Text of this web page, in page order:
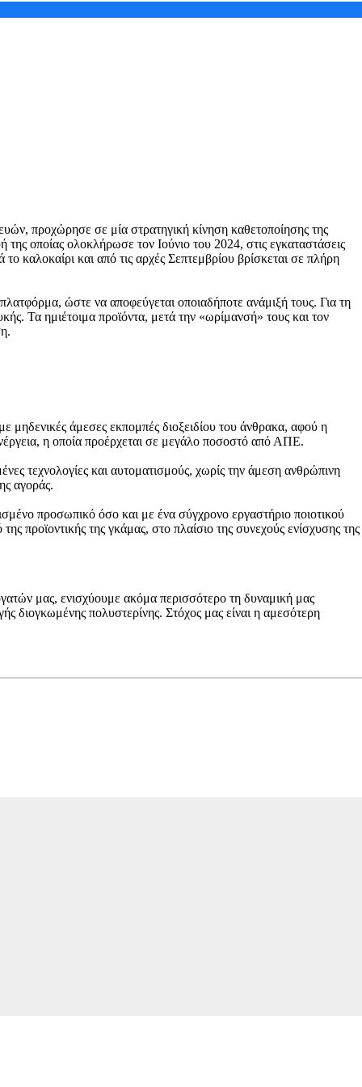
προχώρησε σε μία στρατηγική κίνηση καθετοποίησης της
οποίας ολοκλήρωσε τον Ιούνιο του 2024, στις εγκαταστάσεις
καλοκαίρι και από τις αρχές Σεπτεμβρίου βρίσκεται σε πλήρη
ώστε να αποφεύγεται οποιαδήποτε ανάμιξή τους. Για τη
Τα ημιέτοιμα προϊόντα, μετά την «ωρίμανσή» τους και τον
μηδενικές άμεσες εκπομπές διοξειδίου του άνθρακα, αφού η
η οποία προέρχεται σε μεγάλο ποσοστό από ΑΠΕ.
τεχνολογίες και αυτοματισμούς, χωρίς την άμεση ανθρώπινη
αγοράς.
προσωπικό όσο και με ένα σύγχρονο εργαστήριο ποιοτικού
προϊοντικής της γκάμας, στο πλαίσιο της συνεχούς ενίσχυσης της
μας, ενισχύουμε ακόμα περισσότερο τη δυναμική μας
διογκωμένης πολυστερίνης. Στόχος μας είναι η αμεσότερη